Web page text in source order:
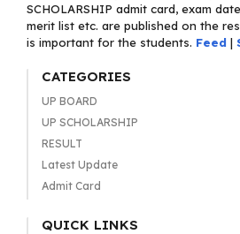
SCHOLARSHIP admit card, exam
merit list etc. are published on the
is important for the students. Feed |
CATEGORIES
UP BOARD
UP SCHOLARSHIP
RESULT
Latest Update
Admit Card
QUICK LINKS